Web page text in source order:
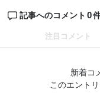
記事へのコメント 0
注目コメント
新着コ
このエント